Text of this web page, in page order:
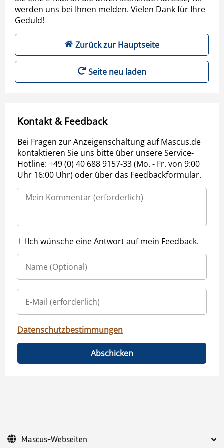
werden uns bei Ihnen melden. Vielen Dank für Ihre
Geduld!
Zurück zur Hauptseite
Seite neu laden
Kontakt & Feedback
Bei Fragen zur Anzeigenschaltung auf Mascus.de
kontaktieren Sie uns bitte über unsere Service-
Hotline: +49 (0) 40 688 9157-33 (Mo. - Fr. von 9:00
Uhr 16:00 Uhr) oder über das Feedbackformular.
Ich wünsche eine Antwort auf mein Feedback.
Datenschutzbestimmungen
Abschicken
Mascus-Webseiten